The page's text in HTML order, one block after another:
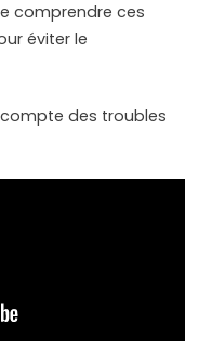
comprendre ces
éviter le
des troubles